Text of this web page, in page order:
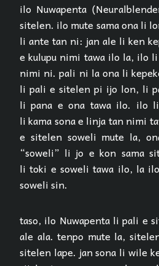
ilo Nuwapenta
sitelen. ilo mute sama ona li
li ante tan ni: jan ale li ken
e kulupu nimi tawa ilo la, ilo
nimi ni. pali ni la ona li
li pali e sitelen pi ijo lon, li
li pana e ona tawa ilo. ilo
li kama sona e linja tan nimi
e sitelen soweli mute la,
“soweli” li jo e kon sama
li toki e soweli tawa ilo, la
soweli sin.
taso, ilo Nuwapenta li pali e
ale ala. tenpo mute la,
sitelen lape. jan sona li wile